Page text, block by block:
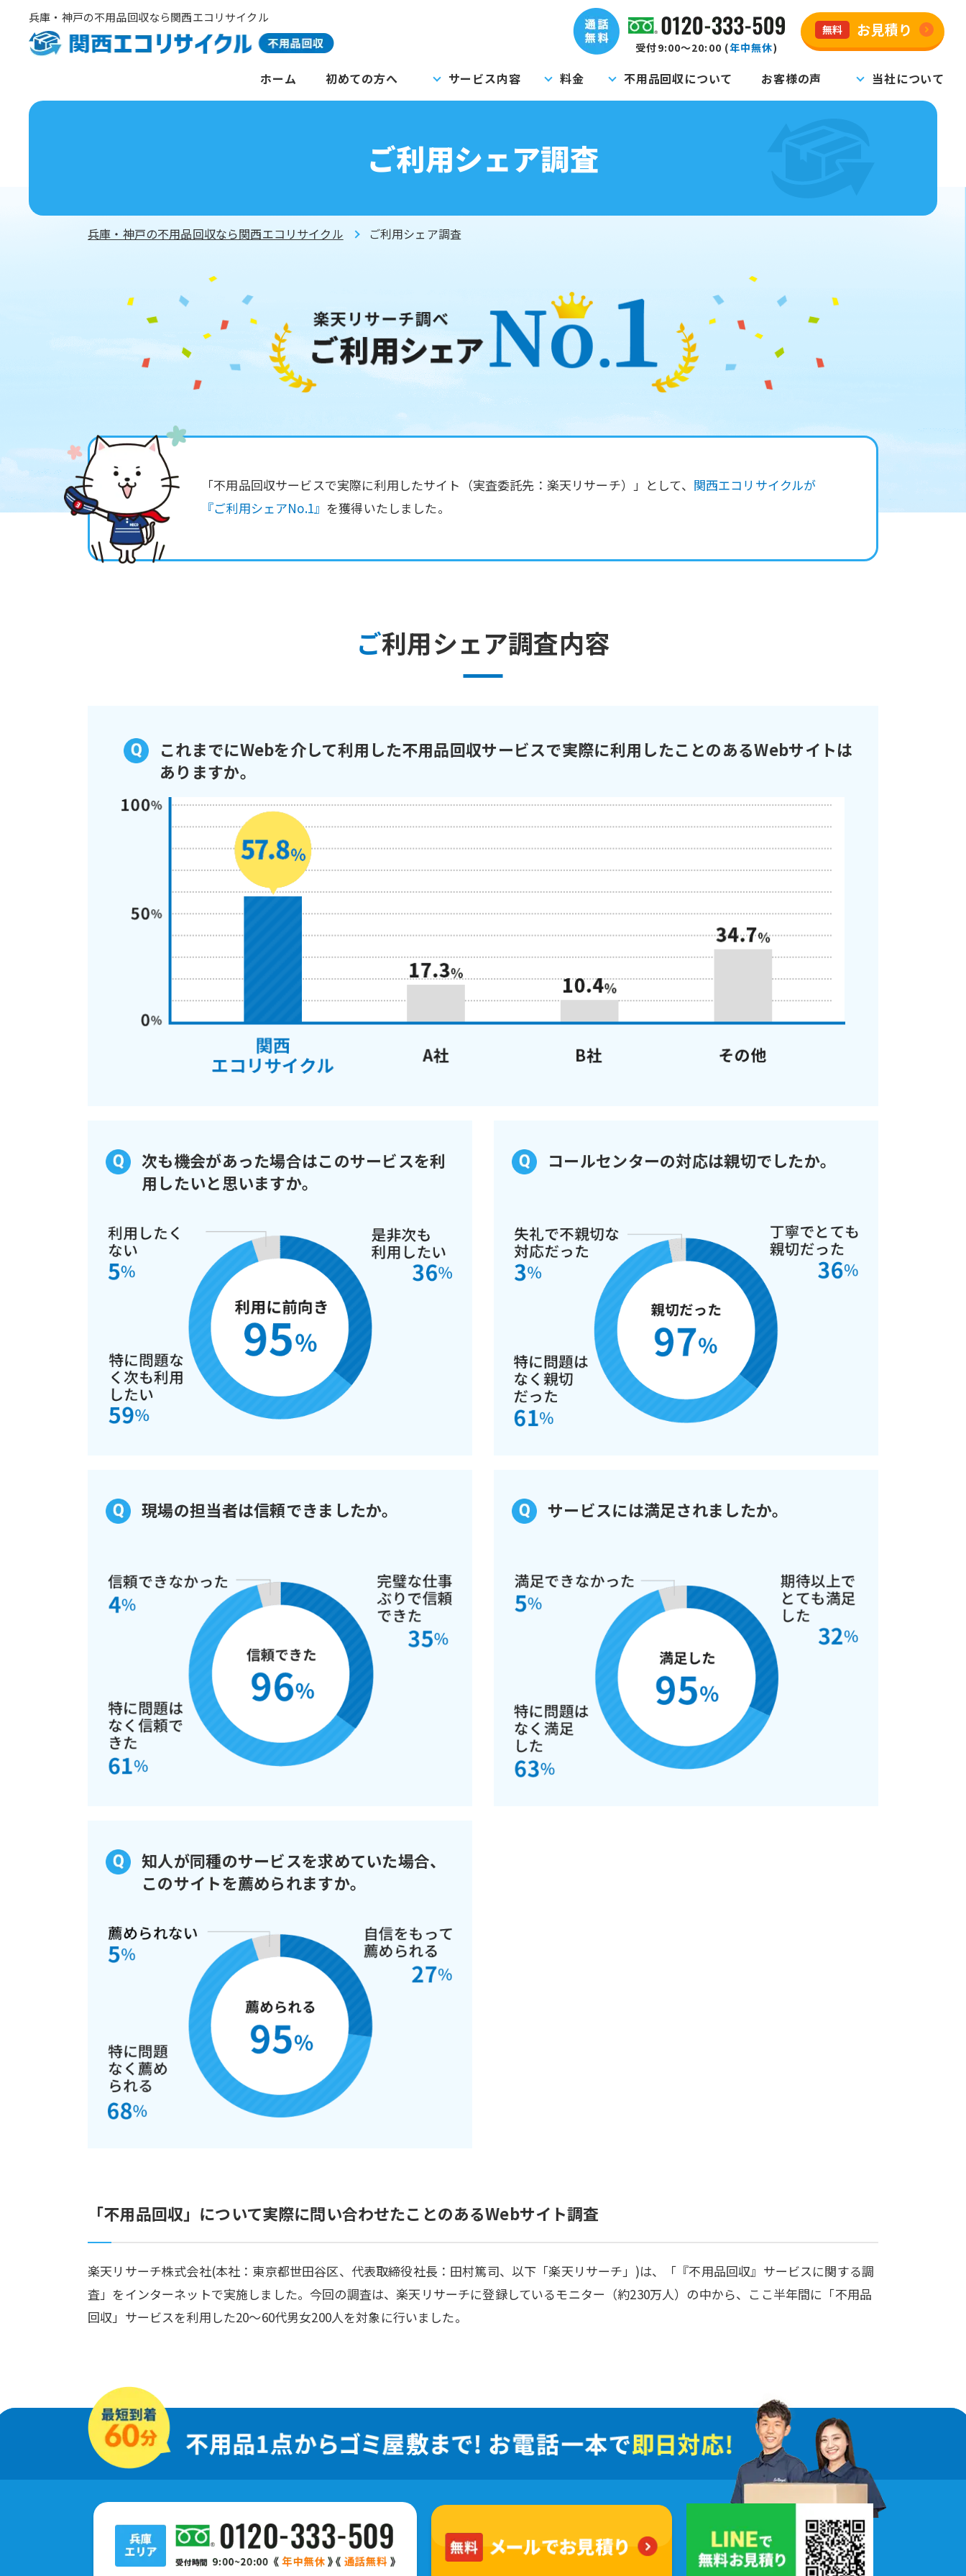
兵庫・神戸の不用品回収なら関西エコリサイクル
受付9:00～20:00 (年中無休)
無料 お見積り
ホーム 初めての方へ サービス内容 料金 不用品回収について お客様の声 当社について
ご利用シェア調査
兵庫・神戸の不用品回収なら関西エコリサイクル ご利用シェア調査
「不用品回収サービスで実際に利用したサイト（実査委託先：楽天リサーチ）」として、 関西エコリサイクルが
『ご利用シェアNo.1』 を獲得いたしました。
ご利用シェア調査内容
これまでにWebを介して利用した不用品回収サービスで実際に利用したことのあるWebサイトは
ありますか。
次も機会があった場合はこのサービスを利
用したいと思いますか。
コールセンターの対応は親切でしたか。
現場の担当者は信頼できましたか。 サービスには満足されましたか。
知人が同種のサービスを求めていた場合、
このサイトを薦められますか。
「不用品回収」について実際に問い合わせたことのあるWebサイト調査
楽天リサーチ株式会社(本社：東京都世田谷区、代表取締役社長：田村篤司、以下「楽天リサーチ」)は、「『不用品回収』サービスに関する調
査」をインターネットで実施しました。今回の調査は、楽天リサーチに登録しているモニター（約230万人）の中から、ここ半年間に「不用品
回収」サービスを利用した20～60代男女200人を対象に行いました。